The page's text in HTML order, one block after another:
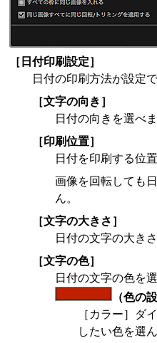
［ 日付印刷設定］
日付の印刷方法が設定で
［文字の向き ］
日付の向きを選べま
［印刷位置］
日付を印刷する位
画像を回転しても
ん。
［文字の大きさ ］
日付の文字の大き
［文字の色］
日付の文字の色を
（色の
［ カラー］ダ
したい色を選